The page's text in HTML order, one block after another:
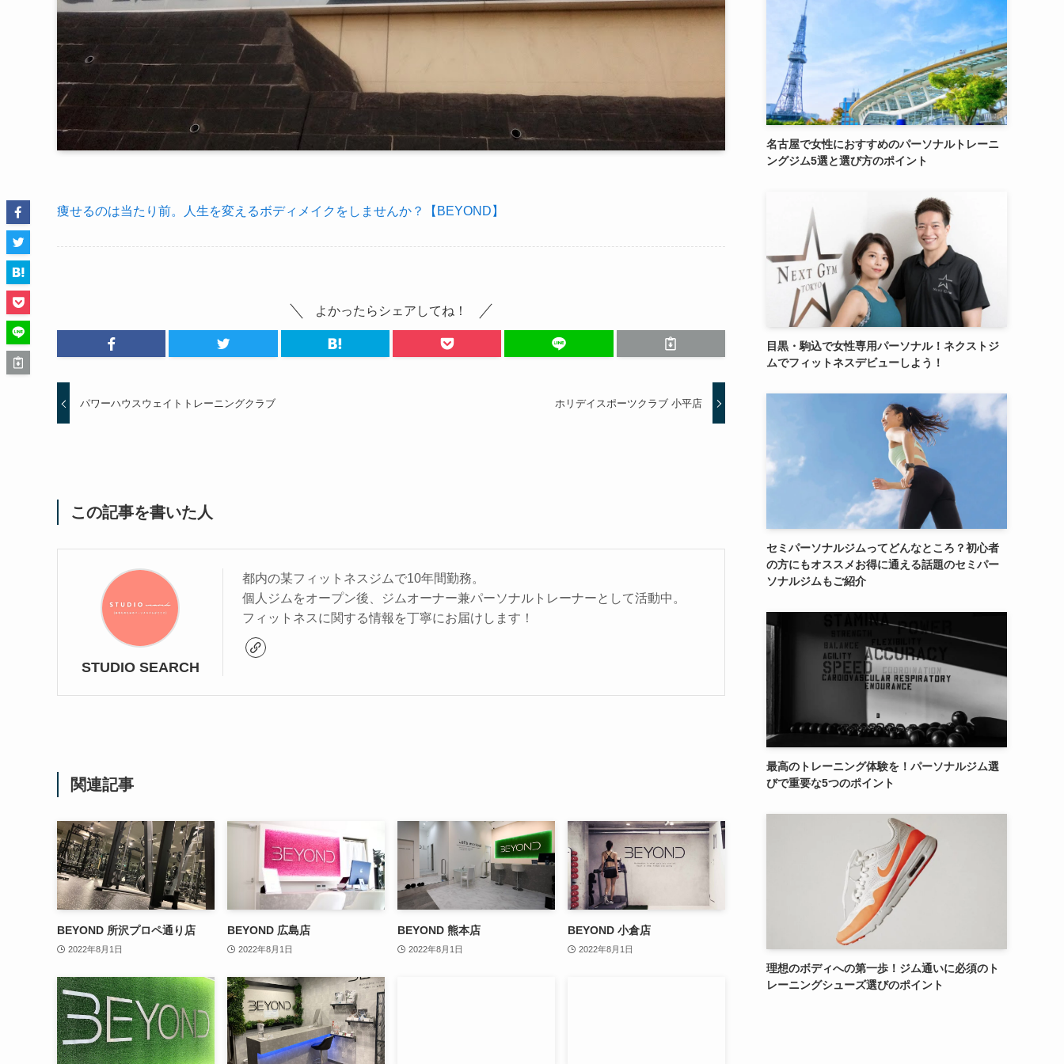
痩せるのは当たり前。人生を変えるボディメイクをしませんか？【BEYOND】
よかったらシェアしてね！
パワーハウスウェイトトレーニングクラブ ホリデイスポーツクラブ 小平店
この記事を書いた人
STUDIO SEARCH
都内の某フィットネスジムで10年間勤務。
個人ジムをオープン後、ジムオーナー兼パーソナルトレーナーとして活動中。
フィットネスに関する情報を丁寧にお届けします！
関連記事
BEYOND 所沢プロペ通り店
2022年8月1日
BEYOND 広島店
2022年8月1日
BEYOND 熊本店
2022年8月1日
BEYOND 小倉店
2022年8月1日
名古屋で女性におすすめのパーソナルトレーニ
ングジム5選と選び方のポイント
目黒・駒込で女性専用パーソナル！ネクストジ
ムでフィットネスデビューしよう！
セミパーソナルジムってどんなところ？初心者
の方にもオススメお得に通える話題のセミパー
ソナルジムもご紹介
最高のトレーニング体験を！パーソナルジム選
びで重要な5つのポイント
理想のボディへの第一歩！ジム通いに必須のト
レーニングシューズ選びのポイント